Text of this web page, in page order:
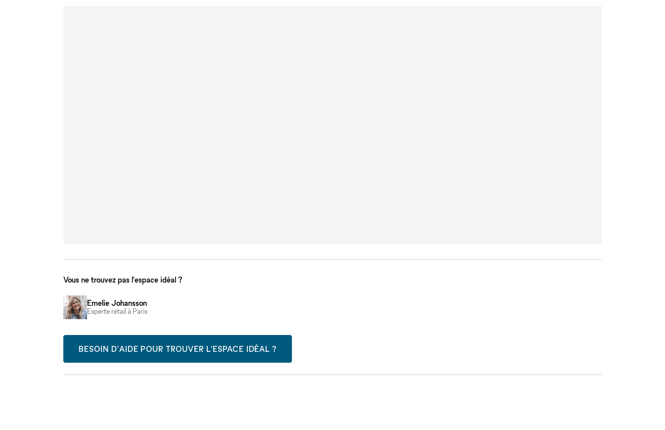
Vous ne trouvez pas l'espace idéal ?
Emelie Johansson
Experte retail à Paris
BESOIN D'AIDE POUR TROUVER L'ESPACE IDÉAL ?